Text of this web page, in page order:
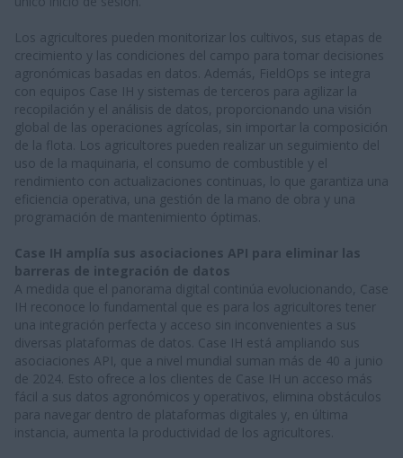
Los agricultores pueden monitorizar los cultivos, sus etapas de
crecimiento y las condiciones del campo para tomar decisiones
agronómicas basadas en datos. Además, FieldOps se integra
con equipos Case IH y sistemas de terceros para agilizar la
recopilación y el análisis de datos, proporcionando una visión
global de las operaciones agrícolas, sin importar la composición
de la flota. Los agricultores pueden realizar un seguimiento del
uso de la maquinaria, el consumo de combustible y el
rendimiento con actualizaciones continuas, lo que garantiza una
eficiencia operativa, una gestión de la mano de obra y una
programación de mantenimiento óptimas.
Case IH amplía sus asociaciones API para eliminar las
barreras de integración de datos
A medida que el panorama digital continúa evolucionando, Case
IH reconoce lo fundamental que es para los agricultores tener
una integración perfecta y acceso sin inconvenientes a sus
diversas plataformas de datos. Case IH está ampliando sus
asociaciones API, que a nivel mundial suman más de 40 a junio
de 2024. Esto ofrece a los clientes de Case IH un acceso más
fácil a sus datos agronómicos y operativos, elimina obstáculos
para navegar dentro de plataformas digitales y, en última
instancia, aumenta la productividad de los agricultores.